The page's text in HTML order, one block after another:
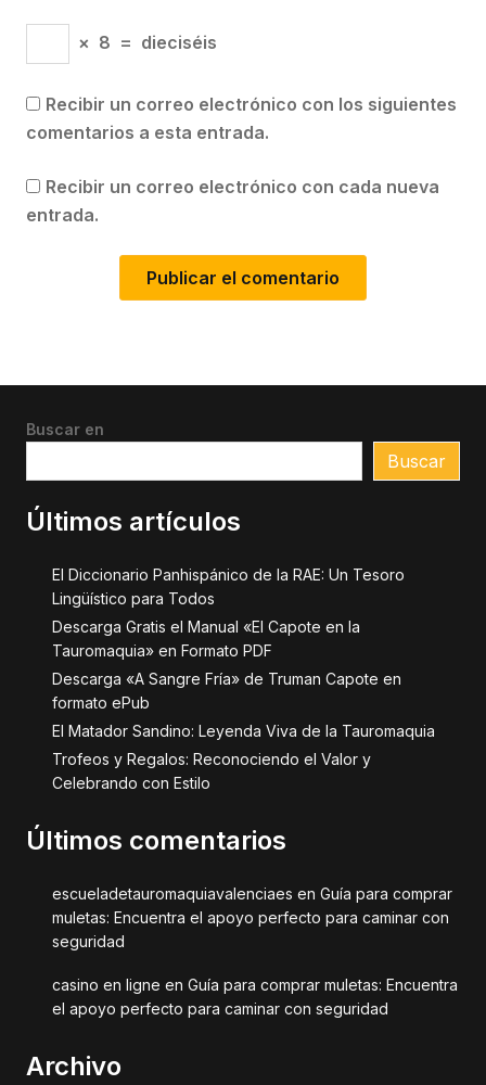
× 8 = dieciséis
Recibir un correo electrónico con los siguientes
comentarios a esta entrada.
Recibir un correo electrónico con cada nueva
entrada.
Buscar en
Buscar
Últimos artículos
El Diccionario Panhispánico de la RAE: Un Tesoro
Lingüístico para Todos
Descarga Gratis el Manual «El Capote en la
Tauromaquia» en Formato PDF
Descarga «A Sangre Fría» de Truman Capote en
formato ePub
El Matador Sandino: Leyenda Viva de la Tauromaquia
Trofeos y Regalos: Reconociendo el Valor y
Celebrando con Estilo
Últimos comentarios
escueladetauromaquiavalenciaes en Guía para comprar
muletas: Encuentra el apoyo perfecto para caminar con
seguridad
casino en ligne en Guía para comprar muletas: Encuentra
el apoyo perfecto para caminar con seguridad
Archivo